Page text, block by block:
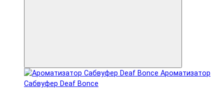
Ароматизатор
Сабвуфер Deaf Bonce